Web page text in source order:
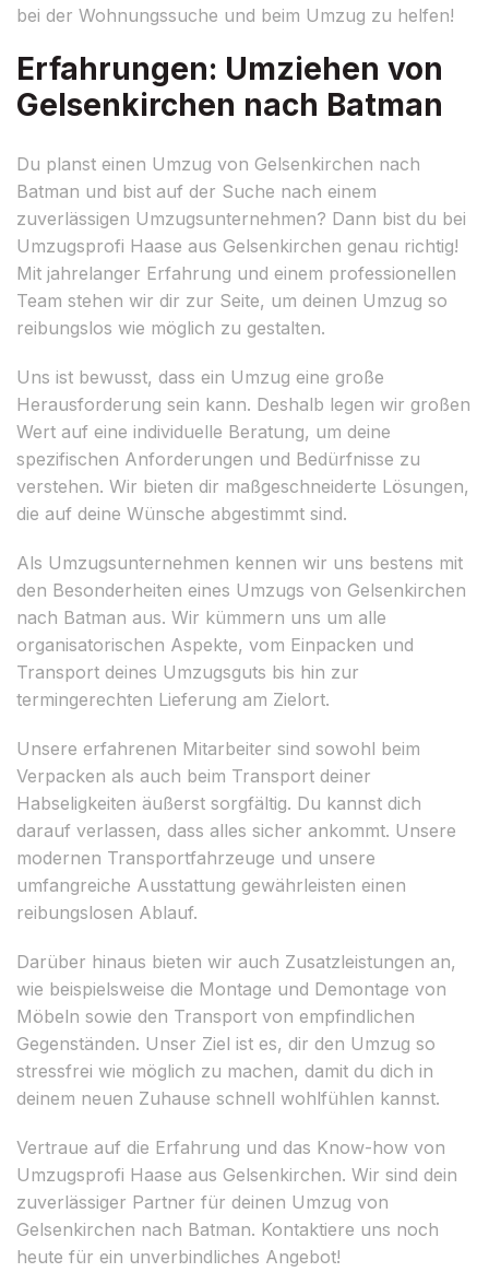
bei der Wohnungssuche und beim Umzug zu helfen!
Erfahrungen: Umziehen von
Gelsenkirchen nach Batman
Du planst einen Umzug von Gelsenkirchen nach
Batman und bist auf der Suche nach einem
zuverlässigen Umzugsunternehmen? Dann bist du bei
Umzugsprofi Haase aus Gelsenkirchen genau richtig!
Mit jahrelanger Erfahrung und einem professionellen
Team stehen wir dir zur Seite, um deinen Umzug so
reibungslos wie möglich zu gestalten.
Uns ist bewusst, dass ein Umzug eine große
Herausforderung sein kann. Deshalb legen wir großen
Wert auf eine individuelle Beratung, um deine
spezifischen Anforderungen und Bedürfnisse zu
verstehen. Wir bieten dir maßgeschneiderte Lösungen,
die auf deine Wünsche abgestimmt sind.
Als Umzugsunternehmen kennen wir uns bestens mit
den Besonderheiten eines Umzugs von Gelsenkirchen
nach Batman aus. Wir kümmern uns um alle
organisatorischen Aspekte, vom Einpacken und
Transport deines Umzugsguts bis hin zur
termingerechten Lieferung am Zielort.
Unsere erfahrenen Mitarbeiter sind sowohl beim
Verpacken als auch beim Transport deiner
Habseligkeiten äußerst sorgfältig. Du kannst dich
darauf verlassen, dass alles sicher ankommt. Unsere
modernen Transportfahrzeuge und unsere
umfangreiche Ausstattung gewährleisten einen
reibungslosen Ablauf.
Darüber hinaus bieten wir auch Zusatzleistungen an,
wie beispielsweise die Montage und Demontage von
Möbeln sowie den Transport von empfindlichen
Gegenständen. Unser Ziel ist es, dir den Umzug so
stressfrei wie möglich zu machen, damit du dich in
deinem neuen Zuhause schnell wohlfühlen kannst.
Vertraue auf die Erfahrung und das Know-how von
Umzugsprofi Haase aus Gelsenkirchen. Wir sind dein
zuverlässiger Partner für deinen Umzug von
Gelsenkirchen nach Batman. Kontaktiere uns noch
heute für ein unverbindliches Angebot!